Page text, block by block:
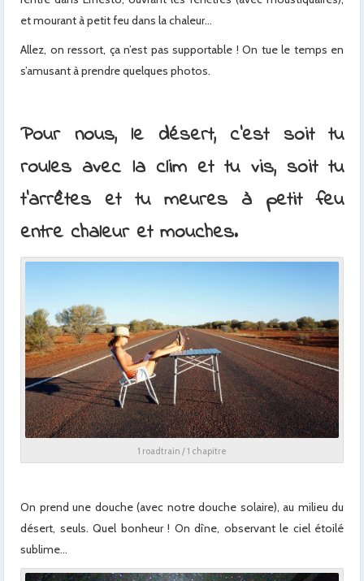
et mourant à petit feu dans la chaleur…
Allez, on ressort, ça n’est pas supportable ! On tue le temps en
s’amusant à prendre quelques photos.
Pour nous, le désert, c’est soit tu
roules avec la clim et tu vis, soit tu
t’arrêtes et tu meures à petit feu
entre chaleur et mouches.
1 roadtrain / 1 chapitre
On prend une douche (avec notre douche solaire), au milieu du
désert, seuls. Quel bonheur ! On dîne, observant le ciel étoilé
sublime…